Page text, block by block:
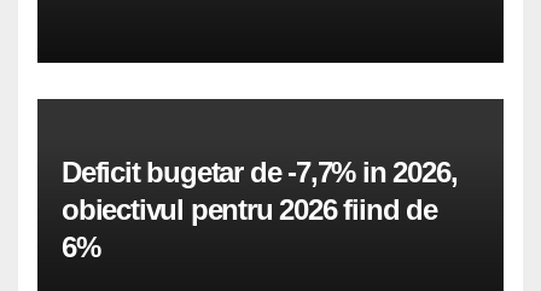
Deficit bugetar de -7,7% in 2026,
obiectivul pentru 2026 fiind de
6%